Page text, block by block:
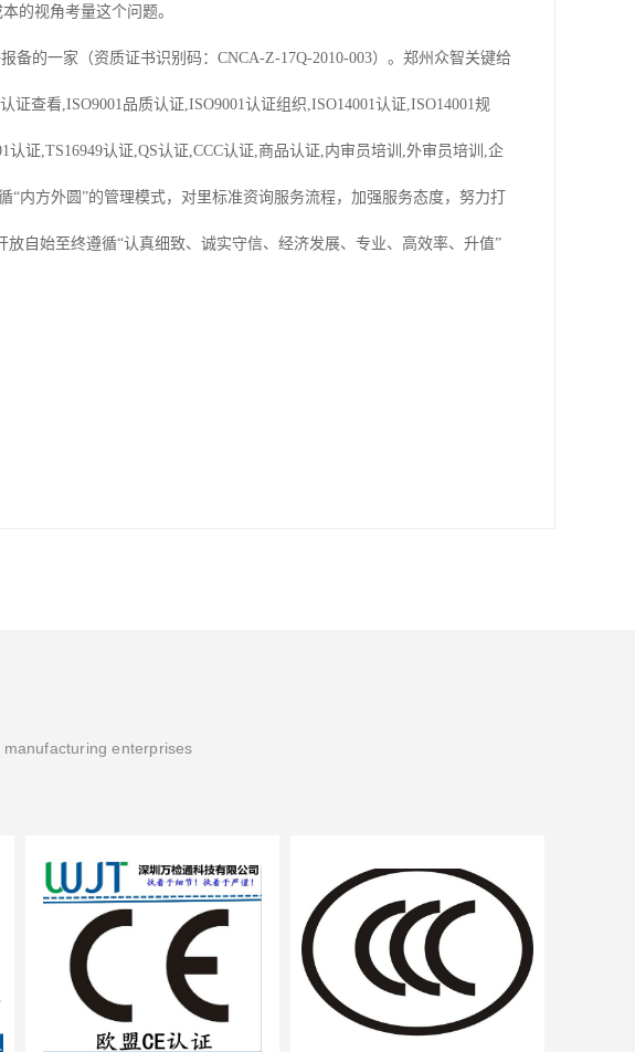
的视角考量这个问题。
备的一家（资质证书识别码：CNCA-Z-17Q-2010-003）。郑州众智关键给
证查看,ISO9001品质认证,ISO9001认证组织,ISO14001认证,ISO14001规
认证,TS16949认证,QS认证,CCC认证,商品认证,内审员培训,外审员培训,企
内方外圆”的管理模式，对里标准资询服务流程，加强服务态度，努力打
自始至终遵循“认真细致、诚实守信、经济发展、专业、高效率、升值”
enterprises